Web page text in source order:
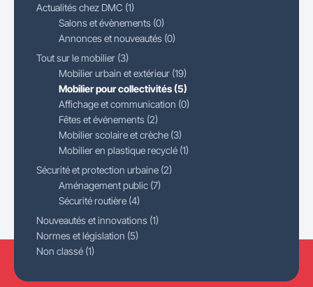
Actualités chez DMC (1)
Salons et évènements (0)
Annonces et nouveautés (0)
Tout sur le mobilier (3)
Mobilier urbain et extérieur (19)
Mobilier pour collectivités (5)
Affichage et communication (0)
Fêtes et événements (2)
Mobilier scolaire et crèche (3)
Mobilier en plastique recyclé (1)
Sécurité et protection urbaine (2)
Aménagement public (7)
Sécurité routière (4)
Nouveautés et innovations (1)
Normes et législation (5)
Non classé (1)